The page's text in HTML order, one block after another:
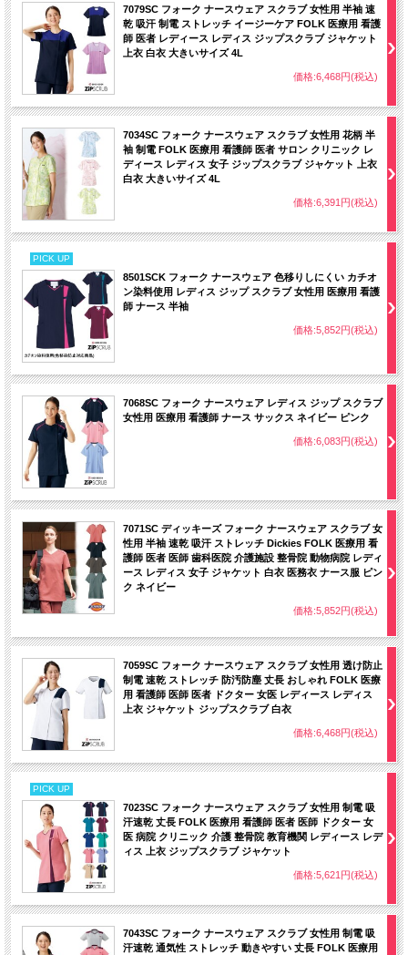
【機能的な携帯電話ポケット】
こりを防ぎ、長時間持ち運ぶ際の悩みも解消。
【着脱しやすいジップタイプ】
羽織るタイプは、かぶるタイプに比べて着脱がしやすく、メイクなどが付きにくい
のも特徴です。
【便利なループと小分けポケット】
便利なループ付きの右腰の小分けポケットは、サージカルテープやはさみなど小物
持ち運びに便利なタブレットが入るサイズの左右ポケット付き。
【折り返して着られる袖デザイン】
袖口のインナーカラーが折り返した際のアクセントに。
【２重仕様の左胸ポケット】
ペンや小物を分類して収納できる便利な2重仕様のポケット。
7079SC フォーク ナースウェア スクラブ 女性用 半袖 速
乾 吸汗 制電 ストレッチ イージーケア FOLK 医療用 看護
師 医者 レディース レディス ジップスクラブ ジャケット
上衣 白衣 大きいサイズ 4L
価格:6,468円(税込)
7034SC フォーク ナースウェア スクラブ 女性用 花柄 半
袖 制電 FOLK 医療用 看護師 医者 サロン クリニック レ
ディース レディス 女子 ジップスクラブ ジャケット 上衣
白衣 大きいサイズ 4L
価格:6,391円(税込)
PICK UP
8501SCK フォーク ナースウェア 色移りしにくい カチオ
ン染料使用 レディス ジップ スクラブ 女性用 医療用 看護
師 ナース 半袖
価格:5,852円(税込)
7068SC フォーク ナースウェア レディス ジップ スクラブ
女性用 医療用 看護師 ナース サックス ネイビー ピンク
価格:6,083円(税込)
7071SC ディッキーズ フォーク ナースウェア スクラブ 女
性用 半袖 速乾 吸汗 ストレッチ Dickies FOLK 医療用 看
護師 医者 医師 歯科医院 介護施設 整骨院 動物病院 レディ
ース レディス 女子 ジャケット 白衣 医務衣 ナース服 ピン
ク ネイビー
価格:5,852円(税込)
7059SC フォーク ナースウェア スクラブ 女性用 透け防止
制電 速乾 ストレッチ 防汚防塵 丈長 おしゃれ FOLK 医療
用 看護師 医師 医者 ドクター 女医 レディース レディス
上衣 ジャケット ジップスクラブ 白衣
価格:6,468円(税込)
PICK UP
7023SC フォーク ナースウェア スクラブ 女性用 制電 吸
汗速乾 丈長 FOLK 医療用 看護師 医者 医師 ドクター 女
医 病院 クリニック 介護 整骨院 教育機関 レディース レデ
ィス 上衣 ジップスクラブ ジャケット
価格:5,621円(税込)
7043SC フォーク ナースウェア スクラブ 女性用 制電 吸
汗速乾 通気性 ストレッチ 動きやすい 丈長 FOLK 医療用